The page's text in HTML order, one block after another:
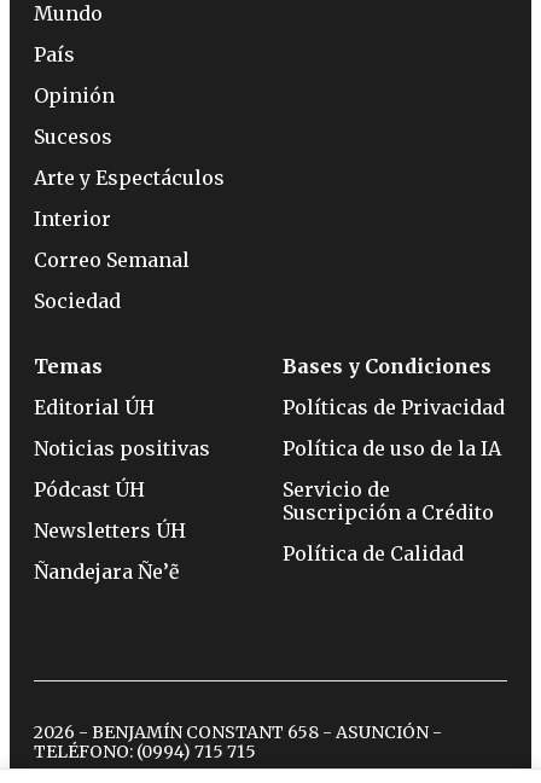
Mundo
País
Opinión
Sucesos
Arte y Espectáculos
Interior
Correo Semanal
Sociedad
Temas
Editorial ÚH
Noticias positivas
Pódcast ÚH
Newsletters ÚH
Ñandejara Ñe’ẽ
Bases y Condiciones
Políticas de Privacidad
Política de uso de la IA
Servicio de
Suscripción a Crédito
Política de Calidad
2026 - BENJAMÍN CONSTANT 658 - ASUNCIÓN -
TELÉFONO: (0994) 715 715